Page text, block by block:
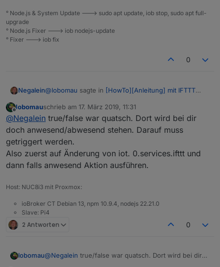
° Node.js & System Update ---> sudo apt update, iob stop, sudo apt full-
upgrade
° Node.js Fixer ---> iob nodejs-update
° Fixer ---> iob fix
0
Negalein@lobomau sagte in [HowTo][Anleitung] mit IFTTT
Dort klickst du auf default und suchst dir den Ort
wo die Variable liegt, in etwa: Javascript. 0 -
variable - ifttt.
Und dann wie du es fast schon gemacht hast,
bei Änderung auf true eine Aktion ausführen,
sonst bei false andere Aktion.
Danke
"nega anwesend" liegt unter iot.0.services.ifttt
Da gibt es kein true/false.
Könntest du mir da helfen?
Scripts sind wie ein Buch mit 1000 Siegeln für mich.
Offline
lobomauschrieb am 17. März 2019, 11:31
zuletzt editiert von
@Negalein true/false war quatsch. Dort wird bei dir
doch anwesend/abwesend stehen. Darauf muss
getriggert werden.
Also zuerst auf Änderung von iot. 0.services.ifttt und
dann falls anwesend Aktion ausführen.
Host: NUC8i3 mit Proxmox:
ioBroker CT Debian 13, npm 10.9.4, nodejs 22.21.0
Slave: Pi4
2 Antworten 0
lobomau@Negalein true/false war quatsch. Dort wird bei dir